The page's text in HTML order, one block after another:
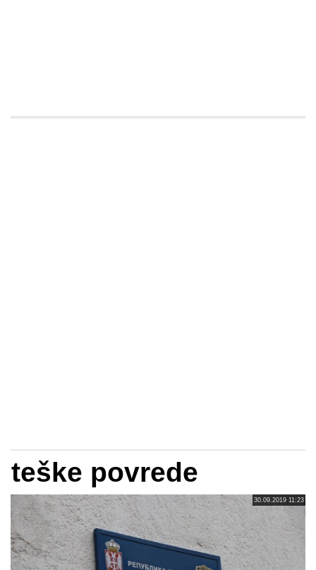
teške povrede
30.09.2019 11:23